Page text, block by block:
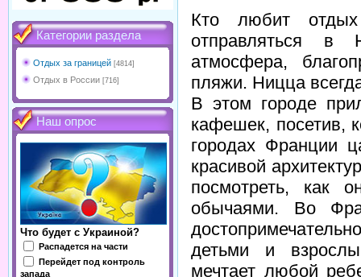
Категории раздела
Отдых за границей [4814]
Отдых в России [716]
Наш опрос
Что будет с Украиной?
Распадется на части
Перейдет под контроль
запада
Кто любит
отправляться
атмосфера,
пляжи. Ницца
В этом городе
кафешек, посетив,
городах Франции
красивой
посмотреть, как
обычаями. Во
детьми и
мечтает любой